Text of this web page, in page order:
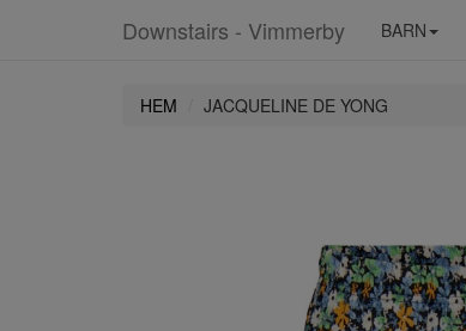
Downstairs - Vimmerby BARN
HEM JACQUELINE DE YONG